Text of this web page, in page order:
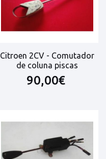
Citroen 2CV - Comutador
de coluna piscas
90,00€